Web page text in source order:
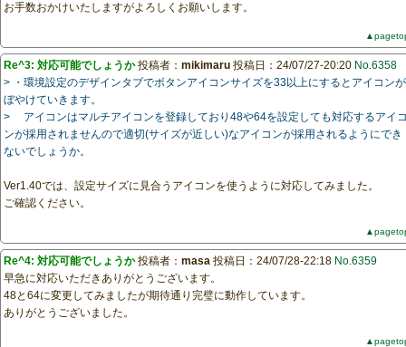
お手数おかけいたしますがよろしくお願いします。
Re^3: 対応可能でしょうか投稿者： mikimaru 投稿日：24/07/27-20:20 No.6358
> ・環境設定のデザインタブでボタンアイコンサイズを33以上にするとアイコンが
ぼやけていきます。
> アイコンはマルチアイコンを登録しており48や64を設定しても対応するアイ
ンが採用されませんので適切(サイズが近しい)なアイコンが採用されるようにでき
ないでしょうか。
Ver1.40では、設定サイズに見合うアイコンを使うように対応してみました。
ご確認ください。
Re^4: 対応可能でしょうか投稿者： masa 投稿日：24/07/28-22:18 No.6359
早急に対応いただきありがとうございます。
48と64に変更してみましたが期待通り完璧に動作しています。
ありがとうございました。